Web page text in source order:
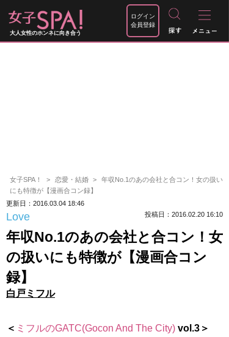
大人女性のホンネに向き合う
ログイン
会員登録
女子SPA！ 恋愛・結婚
年収No.1のあの会社と合コン！女の扱い
にも特徴が【漫画合コン録】
更新日：2016.03.04 18:46
Love 投稿日：2016.02.20 16:10
年収No.1のあの会社と合コン！女
の扱いにも特徴が【漫画合コン
録】
白戸ミフル
＜ ミフルのGATC(Gocon And The City) vol.3＞